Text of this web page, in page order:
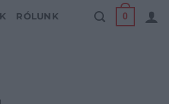
RÓLUNK 0